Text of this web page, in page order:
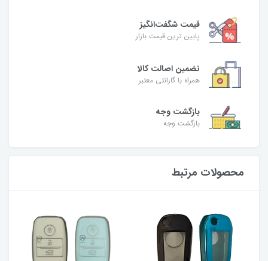
قیمت شگفت‌انگیز
پایین ترین قیمت بازار
تضمین اصالت کالا
همراه با گارانتی معتبر
بازگشت وجه
بازگشت وجه
محصولات مرتبط